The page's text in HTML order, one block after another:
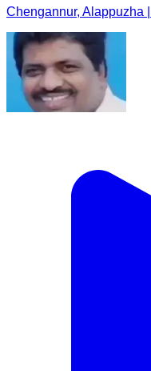
Chengannur, Alappuzha